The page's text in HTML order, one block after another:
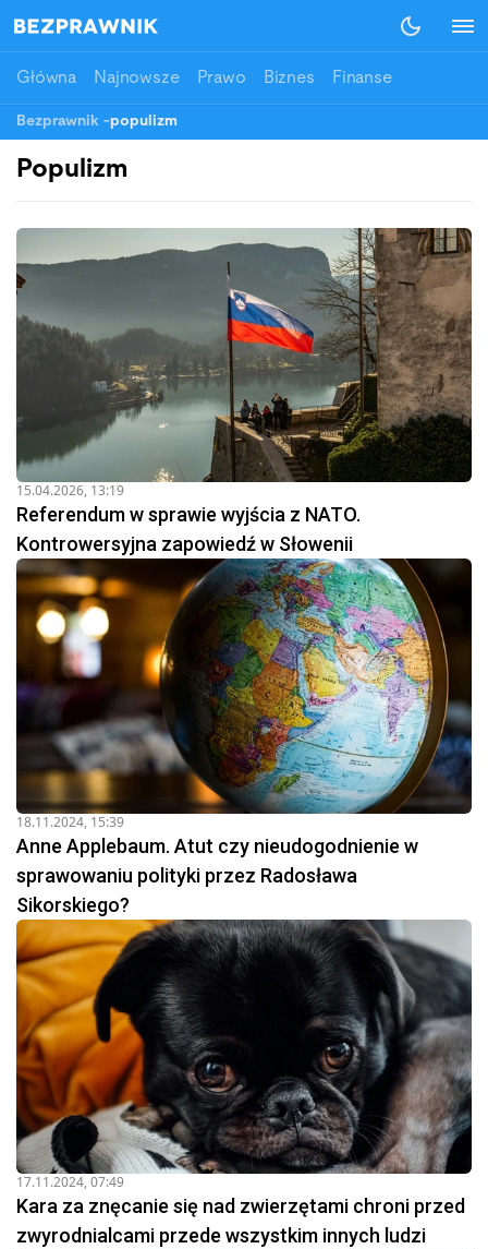
Główna Najnowsze Prawo Biznes Finanse
Bezprawnik -populizm
Populizm
15.04.2026, 13:19
Referendum w sprawie wyjścia z NATO.
Kontrowersyjna zapowiedź w Słowenii
18.11.2024, 15:39
Anne Applebaum. Atut czy nieudogodnienie w
sprawowaniu polityki przez Radosława
Sikorskiego?
17.11.2024, 07:49
Kara za znęcanie się nad zwierzętami chroni przed
zwyrodnialcami przede wszystkim innych ludzi